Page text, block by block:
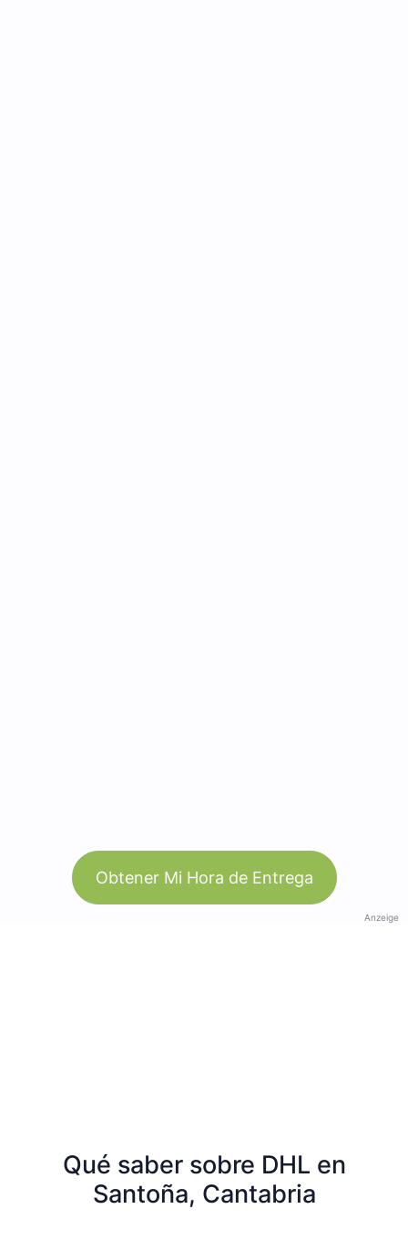
Obtener Mi Hora de Entrega
Anzeige
Qué saber sobre DHL en
Santoña, Cantabria